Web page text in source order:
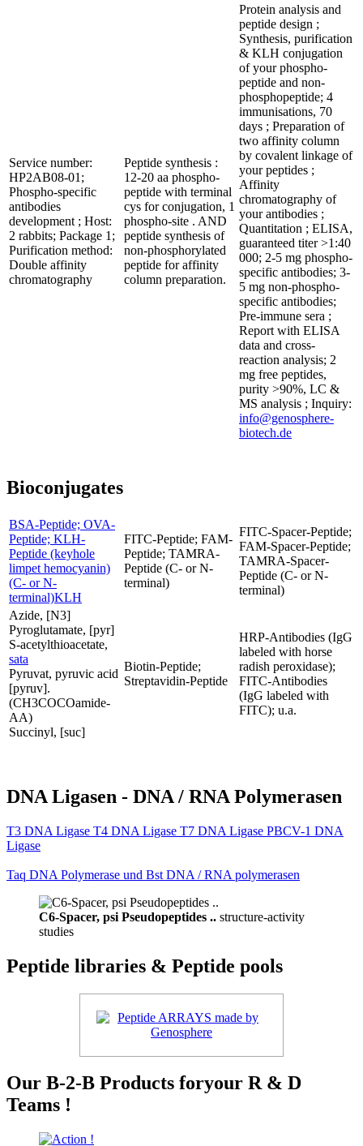
Service number:
HP2AB08-01;
Phospho-specific
antibodies
development ; Host:
2 rabbits; Package 1;
Purification method:
Double affinity
chromatography
Peptide synthesis :
12-20 aa phospho-
peptide with terminal
cys for conjugation, 1
phospho-site . AND
peptide synthesis of
non-phosphorylated
peptide for affinity
column preparation.
Protein analysis and
peptide design ;
Synthesis, purification
& KLH conjugation
of your phospho-
peptide and non-
phosphopeptide; 4
immunisations, 70
days ; Preparation of
two affinity column
by covalent linkage of
your peptides ;
Affinity
chromatography of
your antibodies ;
Quantitation ; ELISA,
guaranteed titer >1:40
000; 2-5 mg phospho-
specific antibodies; 3-
5 mg non-phospho-
specific antibodies;
Pre-immune sera ;
Report with ELISA
data and cross-
reaction analysis; 2
mg free peptides,
purity >90%, LC &
MS analysis ; Inquiry:
info@genosphere-
biotech.de
Bioconjugates
BSA-Peptide; OVA-
Peptide; KLH-
Peptide (keyhole
limpet hemocyanin)
(C- or N-
terminal)KLH
FITC-Peptide; FAM-
Peptide; TAMRA-
Peptide (C- or N-
terminal)
FITC-Spacer-Peptide;
FAM-Spacer-Peptide;
TAMRA-Spacer-
Peptide (C- or N-
terminal)
Azide, [N3]
Pyroglutamate, [pyr]
S-acetylthioacetate,
sata
Pyruvat, pyruvic acid
[pyruv].
(CH3COCOamide-
AA)
Succinyl, [suc]
Biotin-Peptide;
Streptavidin-Peptide
HRP-Antibodies (IgG
labeled with horse
radish peroxidase);
FITC-Antibodies
(IgG labeled with
FITC); u.a.
DNA Ligasen - DNA / RNA Polymerasen
T3 DNA Ligase T4 DNA Ligase T7 DNA Ligase PBCV-1 DNA
Ligase
Taq DNA Polymerase und Bst DNA / RNA polymerasen
C6-Spacer, psi Pseudopeptides .. structure-activity
studies
Peptide libraries & Peptide pools
Our B-2-B Products foryour R & D
Teams !